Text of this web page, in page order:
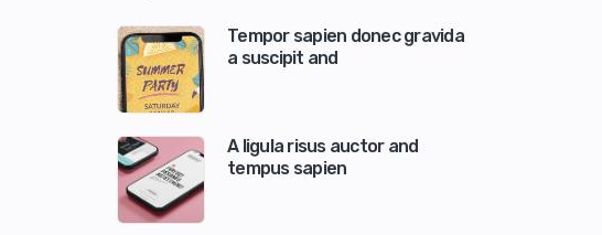
Tempor sapien donec gravida
a suscipit and
A ligula risus auctor and
tempus sapien